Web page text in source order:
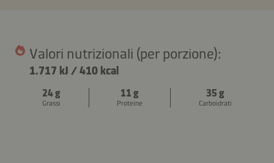
Valori nutrizionali (per porzione):
1.717 kJ /410 kcal
24 g
Grassi
11 g
Proteine
35 g
Carboidrati